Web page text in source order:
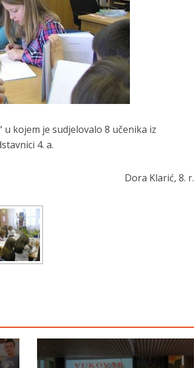
kojem je sudjelovalo 8 učenika iz
4. a.
Dora Klarić, 8. r.